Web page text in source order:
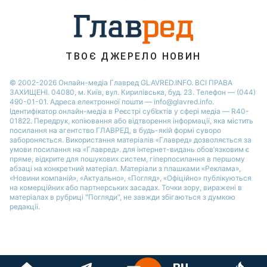
Новини Запоріжжя
Новини Одеси
ТВОЄ ДЖЕРЕЛО НОВИН
© 2002-2026 Онлайн-медіа Главред GLAVRED.INFO. ВСІ ПРАВА
ЗАХИЩЕНІ. 04080, м. Київ, вул. Кирилівська, буд. 23. Телефон — (044)
490-01-01. Адреса електронної пошти — info@glavred.info.
Ідентифікатор онлайн-медіа в Реєстрі суб’єктів у сфері медіа — R40-
01822. Передрук, копіювання або відтворення інформації, яка містить
посилання на агентство ГЛАВРЕД, в будь-якій формi суворо
забороняється. Використання матеріалів «Главред» дозволяється за
умови посилання на «Главред». для інтернет-видань обов’язковим є
пряме, відкрите для пошукових систем, гіперпосилання в першому
абзаці на конкретний матеріал. Матеріали з плашками «Реклама»,
«Новини компаній», «Актуально», «Погляд», «Офіційно» публікуються
на комерційних або партнерських засадах. Точки зору, виражені в
матеріалах в рубриці "Погляди", не завжди збігаються з думкою
редакції.